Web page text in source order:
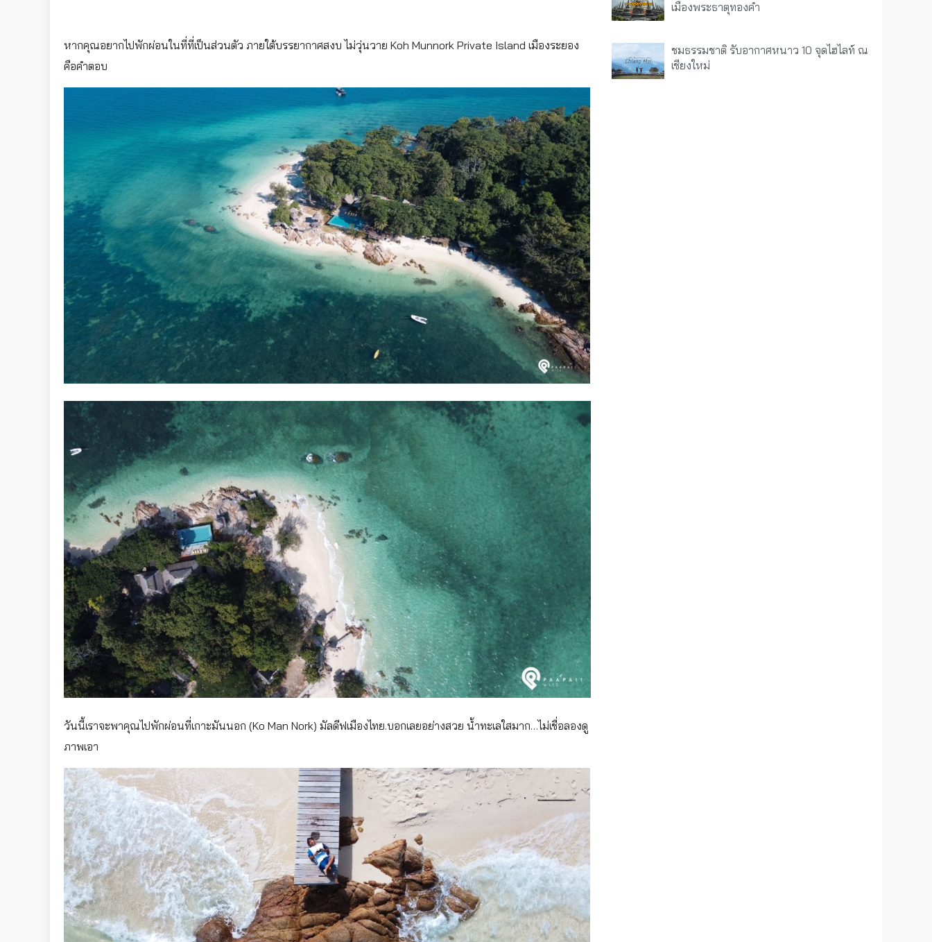
หากคุณอยากไปพักผ่อนในที่ที่เป็นส่วนตัว ภายใต้บรรยากาศสงบ ไม่วุ่นวาย Koh Munnork Private Island เมืองระยอง
คือคำตอบ
วันนี้เราจะพาคุณไปพักผ่อนที่เกาะมันนอก (Ko Man Nork) มัลดีฟเมืองไทย.บอกเลยอย่างสวย น้ำทะเลใสมาก…ไม่เชื่อลองดู
ภาพเอา
เมืองพระธาตุทองคำ
ชมธรรมชาติ รับอากาศหนาว 10 จุดไฮไลท์ ณ
เชียงใหม่